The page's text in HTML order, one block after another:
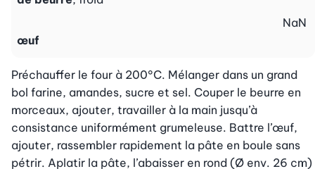
œuf
NaN
Préchauffer le four à 200°C. Mélanger dans un grand
bol farine, amandes, sucre et sel. Couper le beurre en
morceaux, ajouter, travailler à la main jusqu’à
consistance uniformément grumeleuse. Battre l’œuf,
ajouter, rassembler rapidement la pâte en boule sans
pétrir. Aplatir la pâte, l’abaisser en rond (Ø env. 26 cm)